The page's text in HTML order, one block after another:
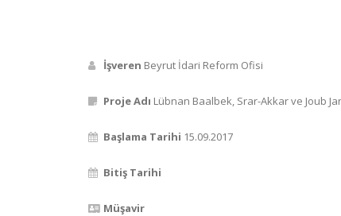
İşveren Beyrut İdari Reform Ofisi
Proje Adı Lübnan Baalbek, Srar-Akkar ve Joub
Başlama Tarihi 15.09.2017
Bitiş Tarihi
Müşavir